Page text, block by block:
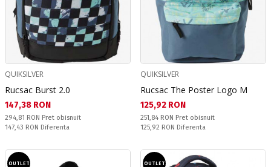
QUIKSILVER
Rucsac Burst 2.0
Текуща цена:
147,38 RON
Pret obisnuit:
294,81 RON Pret obisnuit
Спестявате:
147,43 RON Diferenta
QUIKSILVER
Rucsac The Poster Logo M
Текуща цена:
125,92 RON
Pret obisnuit:
251,84 RON Pret obisnuit
Спестявате:
125,92 RON Diferenta
OUTLET OUTLET